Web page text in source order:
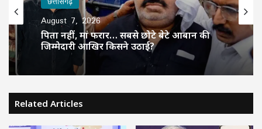
August 7, 2026
पिता नहीं, मां फरार… सबसे छोटे बेटे आबान की
जिम्मेदारी आखिर किसने उठाई?
Related Articles